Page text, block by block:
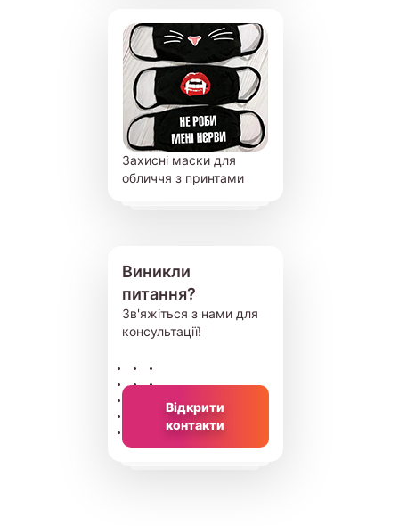
Захисні маски для
обличчя з принтами
Виникли
питання?
Зв'яжіться з нами для
консультації!
Відкрити
контакти